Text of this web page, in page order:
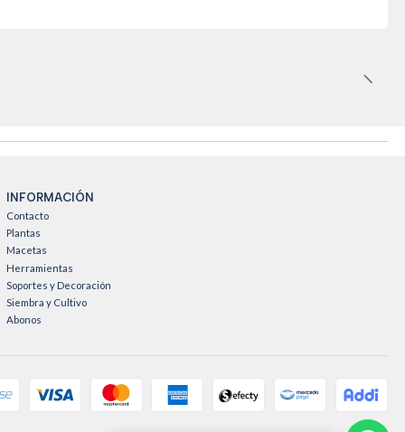
INFORMACIÓN
Contacto
Plantas
Macetas
Herramientas
Soportes y Decoración
Siembra y Cultivo
Abonos